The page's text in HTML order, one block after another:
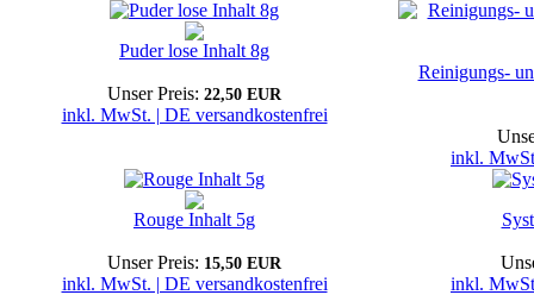
Puder lose Inhalt 8g
Unser Preis: 22,50 EUR
inkl. MwSt. | DE versandkostenfrei
Reinigungs-
inkl.
Rouge Inhalt 5g
Unser Preis: 15,50 EUR
inkl. MwSt. | DE versandkostenfrei
inkl.